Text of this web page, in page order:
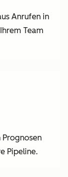
Anrufen in
Team
Pipeline.